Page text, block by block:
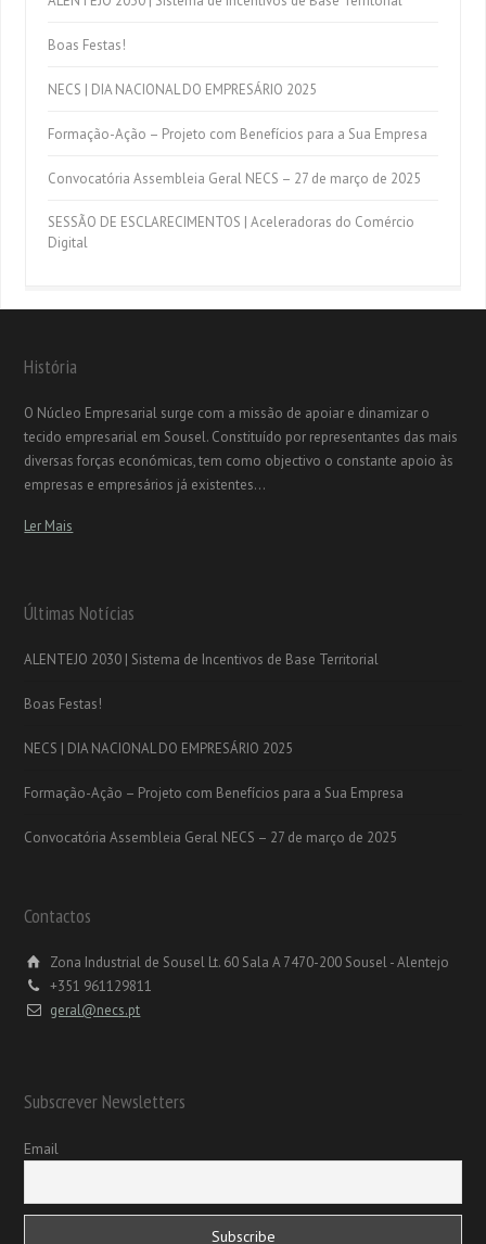
Boas Festas!
NECS | DIA NACIONAL DO EMPRESÁRIO 2025
Formação-Ação – Projeto com Benefícios para a Sua Empresa
Convocatória Assembleia Geral NECS – 27 de março de 2025
SESSÃO DE ESCLARECIMENTOS | Aceleradoras do Comércio
Digital
História
O Núcleo Empresarial surge com a missão de apoiar e dinamizar o
tecido empresarial em Sousel. Constituído por representantes das mais
diversas forças económicas, tem como objectivo o constante apoio às
empresas e empresários já existentes...
Ler Mais
Últimas Notícias
ALENTEJO 2030 | Sistema de Incentivos de Base Territorial
Boas Festas!
NECS | DIA NACIONAL DO EMPRESÁRIO 2025
Formação-Ação – Projeto com Benefícios para a Sua Empresa
Convocatória Assembleia Geral NECS – 27 de março de 2025
Contactos
Zona Industrial de Sousel Lt. 60 Sala A 7470-200 Sousel - Alentejo
+351 961129811
geral@necs.pt
Subscrever Newsletters
Email